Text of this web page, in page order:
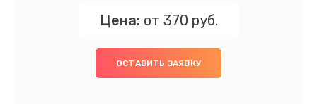
Цена: от 370 руб.
ОСТАВИТЬ ЗАЯВКУ